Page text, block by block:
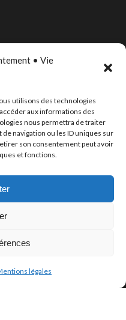
• Vie
utilisons des technologies
aux informations des
nous permettra de traiter
navigation ou les ID uniques sur
son consentement peut avoir
et fonctions.
légales